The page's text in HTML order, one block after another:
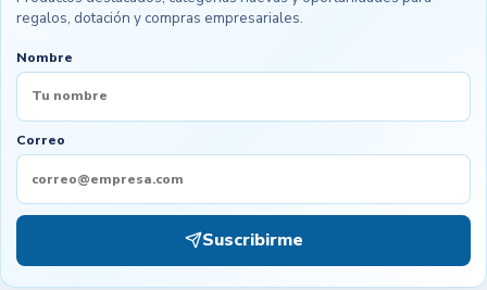
regalos, dotación y compras empresariales.
Nombre
Correo
Suscribirme